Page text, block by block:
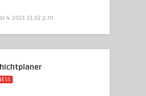
4, 2021 11:02 p.m.